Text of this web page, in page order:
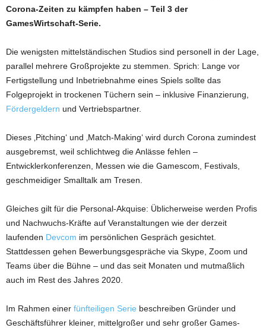
Corona-Zeiten zu kämpfen haben – Teil 3 der
GamesWirtschaft-Serie.
Die wenigsten mittelständischen Studios sind personell in der Lage,
parallel mehrere Großprojekte zu stemmen. Sprich: Lange vor
Fertigstellung und Inbetriebnahme eines Spiels sollte das
Folgeprojekt in trockenen Tüchern sein – inklusive Finanzierung,
Fördergeldern und Vertriebspartner.
Dieses ‚Pitching‘ und ‚Match-Making‘ wird durch Corona zumindest
ausgebremst, weil schlichtweg die Anlässe fehlen –
Entwicklerkonferenzen, Messen wie die Gamescom, Festivals,
geschmeidiger Smalltalk am Tresen.
Gleiches gilt für die Personal-Akquise: Üblicherweise werden Profis
und Nachwuchs-Kräfte auf Veranstaltungen wie der derzeit
laufenden Devcom im persönlichen Gespräch gesichtet.
Stattdessen gehen Bewerbungsgespräche via Skype, Zoom und
Teams über die Bühne – und das seit Monaten und mutmaßlich
auch im Rest des Jahres 2020.
Im Rahmen einer fünfteiligen Serie beschreiben Gründer und
Geschäftsführer kleiner, mittelgroßer und sehr großer Games-